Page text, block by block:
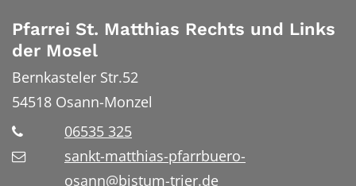
Pfarrei St. Matthias Rechts und Links
der Mosel
Bernkasteler Str.52
54518 Osann-Monzel
06535 325
sankt-matthias-pfarrbuero-
osann@bistum-trier.de